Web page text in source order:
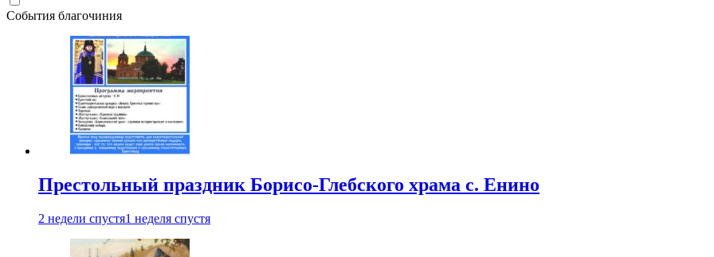
События благочиния
Престольный праздник Борисо-Глебского храма с. Енино
2 недели спустя1 неделя спустя